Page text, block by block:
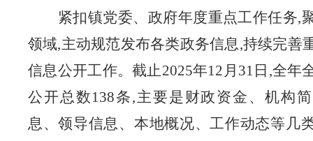
紧扣镇党委、政府年度重点工作任务,
领域,主动规范发布各类政务信息,持续完善
信息公开工作。截止2025年12月31日,全年
公开总数138条,主要是财政资金、机构
息、领导信息、本地概况、工作动态等几